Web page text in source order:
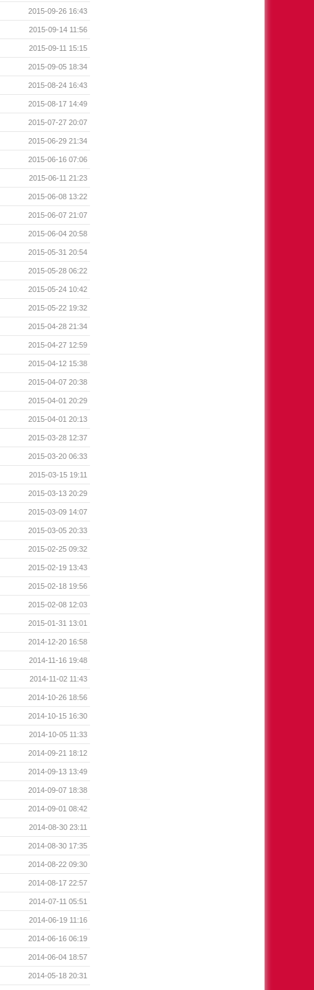
2015-09-26 16:43
2015-09-14 11:56
2015-09-11 15:15
2015-09-05 18:34
2015-08-24 16:43
2015-08-17 14:49
2015-07-27 20:07
2015-06-29 21:34
2015-06-16 07:06
2015-06-11 21:23
2015-06-08 13:22
2015-06-07 21:07
2015-06-04 20:58
2015-05-31 20:54
2015-05-28 06:22
2015-05-24 10:42
2015-05-22 19:32
2015-04-28 21:34
2015-04-27 12:59
2015-04-12 15:38
2015-04-07 20:38
2015-04-01 20:29
2015-04-01 20:13
2015-03-28 12:37
2015-03-20 06:33
2015-03-15 19:11
2015-03-13 20:29
2015-03-09 14:07
2015-03-05 20:33
2015-02-25 09:32
2015-02-19 13:43
2015-02-18 19:56
2015-02-08 12:03
2015-01-31 13:01
2014-12-20 16:58
2014-11-16 19:48
2014-11-02 11:43
2014-10-26 18:56
2014-10-15 16:30
2014-10-05 11:33
2014-09-21 18:12
2014-09-13 13:49
2014-09-07 18:38
2014-09-01 08:42
2014-08-30 23:11
2014-08-30 17:35
2014-08-22 09:30
2014-08-17 22:57
2014-07-11 05:51
2014-06-19 11:16
2014-06-16 06:19
2014-06-04 18:57
2014-05-18 20:31